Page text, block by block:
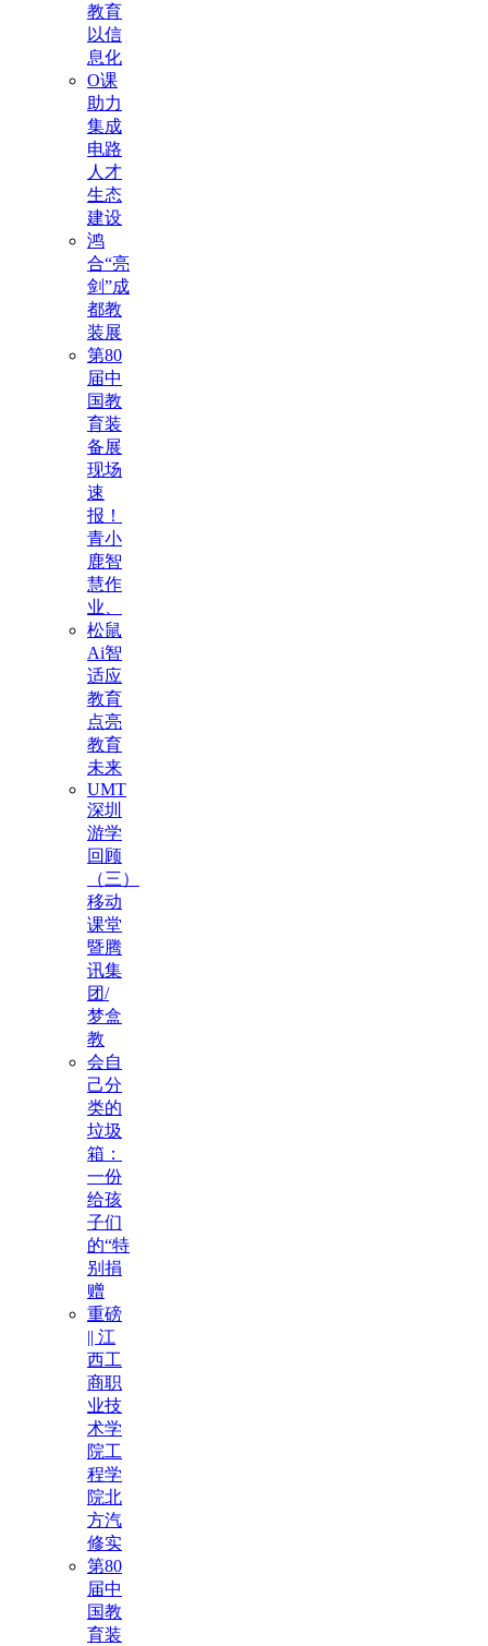
教育
以信
息化
O课
助力
集成
电路
人才
生态
建设
鸿
合“亮
剑”成
都教
装展
第80
届中
国教
育装
备展
现场
速
报！
青小
鹿智
慧作
业、
松鼠
Ai智
适应
教育
点亮
教育
未来
UMT
深圳
游学
回顾
（三）
移动
课堂
暨腾
讯集
团/
梦盒
教
会自
己分
类的
垃圾
箱：
一份
给孩
子们
的“特
别捐
赠
重磅
|| 江
西工
商职
业技
术学
院工
程学
院北
方汽
修实
第80
届中
国教
育装